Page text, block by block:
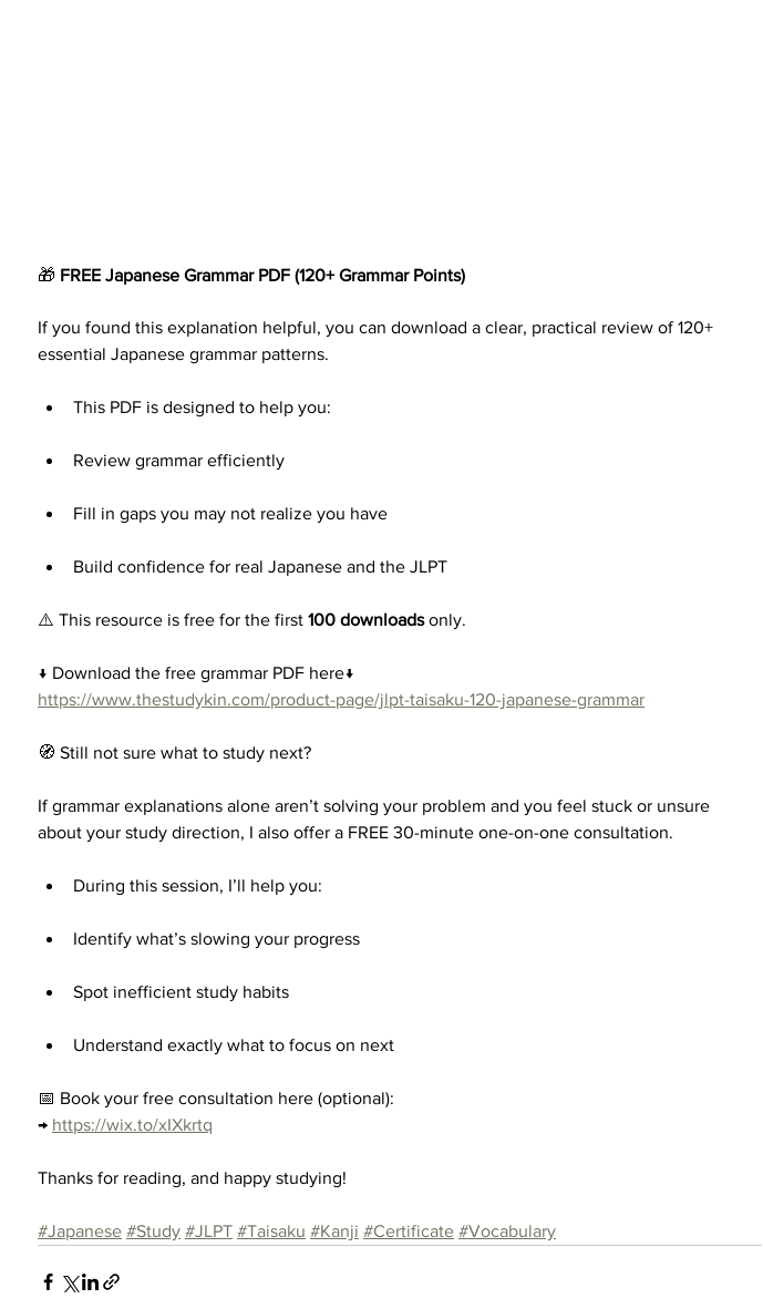
🎁 FREE Japanese Grammar PDF (120+ Grammar Points)
If you found this explanation helpful, you can download a clear, practical review of 120+
essential Japanese grammar patterns.
This PDF is designed to help you:
Review grammar efficiently
Fill in gaps you may not realize you have
Build confidence for real Japanese and the JLPT
⚠️ This resource is free for the first 100 downloads only.
↓ Download the free grammar PDF here↓
https://www.thestudykin.com/product-page/jlpt-taisaku-120-japanese-grammar
🧭 Still not sure what to study next?
If grammar explanations alone aren’t solving your problem and you feel stuck or unsure
about your study direction, I also offer a FREE 30-minute one-on-one consultation.
During this session, I’ll help you:
Identify what’s slowing your progress
Spot inefficient study habits
Understand exactly what to focus on next
📅 Book your free consultation here (optional):
→ https://wix.to/xIXkrtq
Thanks for reading, and happy studying!
#Japanese #Study #JLPT #Taisaku #Kanji #Certificate #Vocabulary